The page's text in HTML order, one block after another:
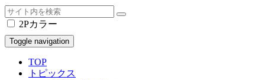
2Pカラー
Toggle navigation
TOP
トピックス